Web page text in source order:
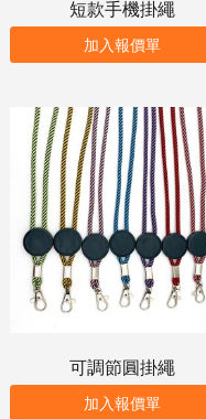
短款手機掛繩
加入報價單
可調節圓掛繩
加入報價單